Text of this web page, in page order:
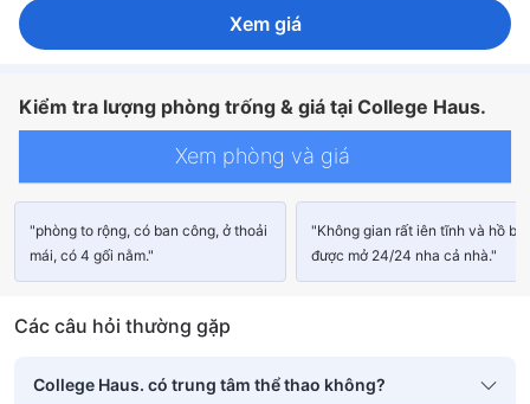
Xem giá
Kiểm tra lượng phòng trống & giá tại College Haus.
Xem phòng và giá
"phòng to rộng, có ban công, ở thoải
mái, có 4 gối nằm."
"Không gian rất iên tĩnh và hồ bơi
được mở 24/24 nha cả nhà."
Các câu hỏi thường gặp
College Haus. có trung tâm thể thao không?